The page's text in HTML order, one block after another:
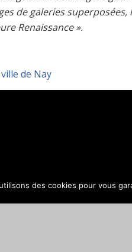
de galeries
Renaissance ».
de Nay
des cookies pour vous